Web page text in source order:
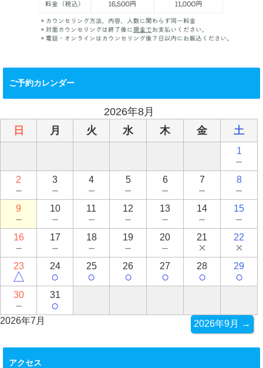
ご予約カレンダー
2026年8月
日
月 火 水 木 金 土
1
－
2
－
3
－
4
－
5
－
6
－
7
－
8
－
9
－
10
－
11
－
12
－
13
－
14
－
15
－
16
－
17
－
18
－
19
－
20
－
21
×
22
×
23
△
24
○
25
○
26
○
27
○
28
○
29
○
30
－
31
○
2026年7月 2026年9月 →
アクセス